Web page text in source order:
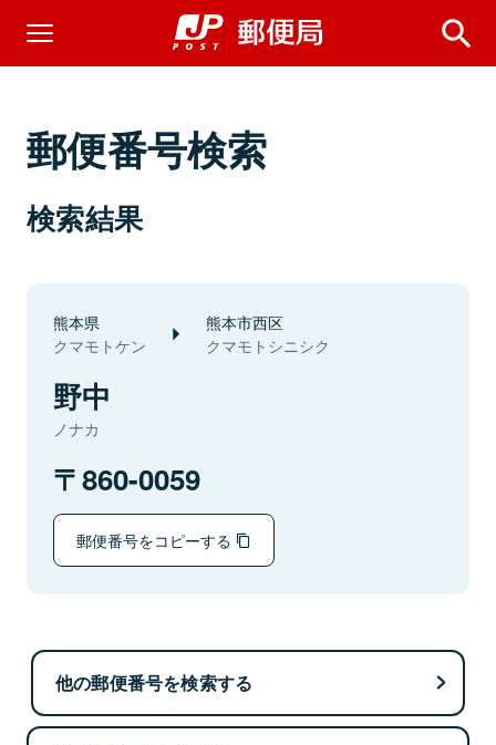
郵便番号検索
検索結果
熊本県
クマモトケン
熊本市西区
クマモトシニシク
野中
ノナカ
860-0059
郵便番号をコピーする
他の郵便番号を検索する